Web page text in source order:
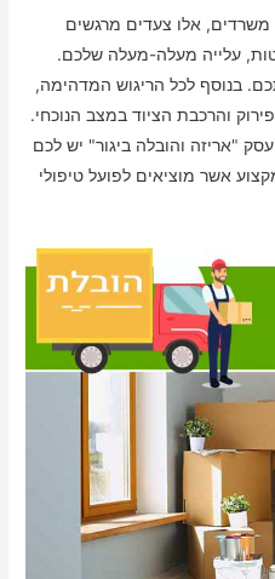
משרדים, אלו צעדים מרגשים
עלייה מעלה-מעלה שלכם.
בנוסף לכל הריגוש המדהימה,
והרכבת הציוד במצב הנוכחי.
"אריזה והובלה ביגור" יש לכם
אשר מוציאים לפועל טיפולי